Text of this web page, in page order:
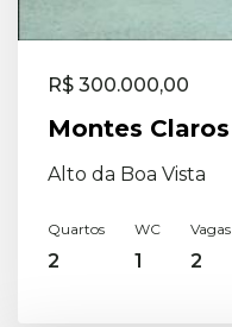
R$ 300.000,00
Montes Claros
Alto da Boa Vista
Quartos
2
WC
1
Vagas
2